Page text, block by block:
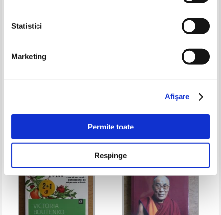
Statistici
Marketing
Afişare
Permite toate
Respinge
de furie
ale succesului si pacii launtrice